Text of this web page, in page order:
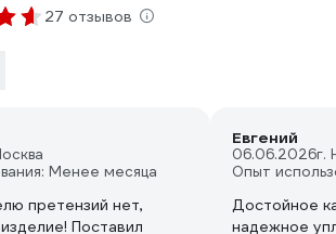
27 отзывов
Менее месяца
претензий нет,
Поставил
Евгений
06.06.2026г.
Опыт
Достойное
надежное